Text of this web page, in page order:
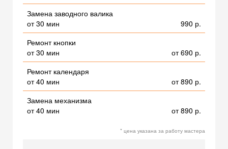
Замена заводного валика
от 30 мин
990 р.
Ремонт кнопки
от 30 мин
от 690 р.
Ремонт календаря
от 40 мин
от 890 р.
Замена механизма
от 40 мин
от 890 р.
* цена указана за работу мастера